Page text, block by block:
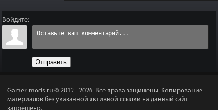
Войдите:
Отправить
Gamer-mods.ru © 2012 - 2026. Все права защищены. Копирование
материалов без указанной активной ссылки на данный сайт
запрещено.